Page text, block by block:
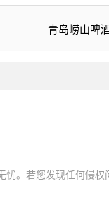
青岛崂山啤
。若您发现任何侵